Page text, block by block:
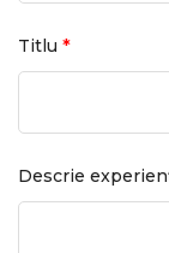
Titlu *
Descrie